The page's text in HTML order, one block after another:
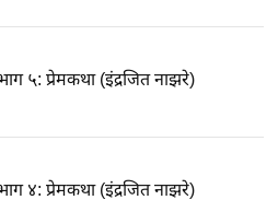
५: प्रेमकथा (इंद्रजित नाझरे)
४: प्रेमकथा (इंद्रजित नाझरे)